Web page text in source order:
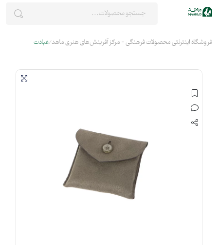
فروشگاه اینترنتی محصولات فرهنگی - مرکز آفرینش‌های هنری ماهد عبادت